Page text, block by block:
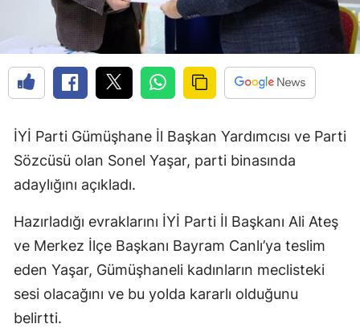
Erzurum
Eskişehir
Gaziantep
Gümüşhane
Hatay
Isparta
Mersin
İYİ Parti Gümüşhane İl Başkan Yardımcısı ve Parti
Sözcüsü olan Sonel Yaşar, parti binasında
adaylığını açıkladı.
Hazırladığı evraklarını İYİ Parti İl Başkanı Ali Ateş
ve Merkez İlçe Başkanı Bayram Canlı’ya teslim
eden Yaşar, Gümüşhaneli kadınların meclisteki
sesi olacağını ve bu yolda kararlı olduğunu
belirtti.